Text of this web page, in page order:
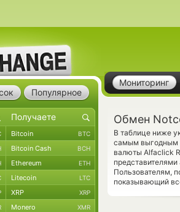
Мониторинг
Обмен
В таблице ниже
самым выгодным
валюты Alfaclick
Пользователям,
показывающий
Популярное
Bitcoin BTC
Bitcoin Cash BCH
Ethereum ETH
Litecoin LTC
XRP XRP
Monero XMR